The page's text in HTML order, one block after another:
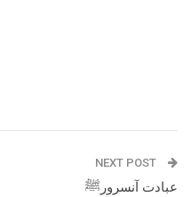
NEXT POST
عبادت آنسرورﷺ